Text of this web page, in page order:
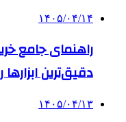
۱۴۰۵/۰۴/۱۴
راهنمای جامع
دقیق‌ترین ابزارها
۱۴۰۵/۰۴/۱۳